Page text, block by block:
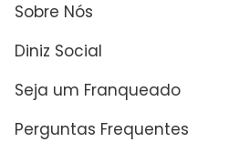
Sobre Nós
Diniz Social
Seja um Franqueado
Perguntas Frequentes